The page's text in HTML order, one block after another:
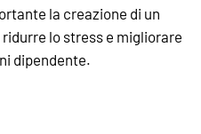
la creazione di un
lo stress e migliorare
dipendente.